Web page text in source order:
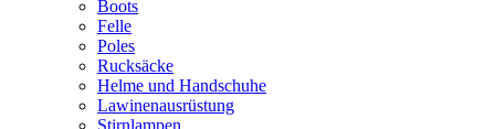
Boots
Felle
Poles
Rucksäcke
Helme und Handschuhe
Lawinenausrüstung
Stirnlampen